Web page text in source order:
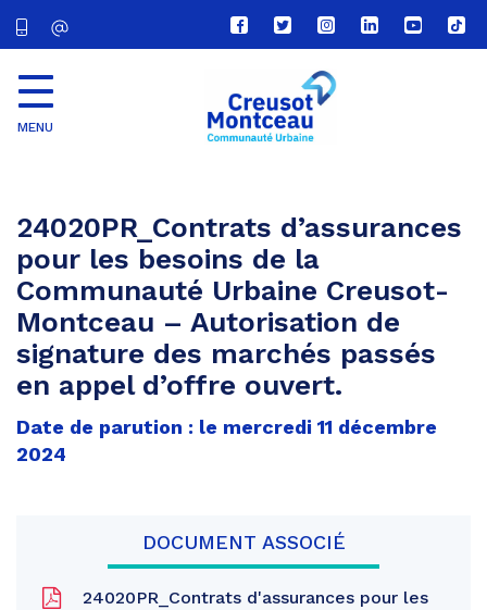
Lien
vers
compte
Facebook
Lien
vers
compte
Twitter
Lien
vers
le
compte
Lien
vers
Lien
vers
Lien
vers
MENU
24020PR_Contrats d’assurances
pour les besoins de la
Communauté Urbaine Creusot-
Montceau – Autorisation de
signature des marchés passés
en appel d’offre ouvert.
Date de parution : le mercredi 11 décembre
2024
DOCUMENT ASSOCIÉ
24020PR_Contrats d'assurances pour les